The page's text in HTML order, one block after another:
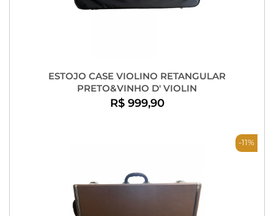
ESTOJO CASE VIOLINO RETANGULAR
PRETO&VINHO D' VIOLIN
R$ 999,90
-11%